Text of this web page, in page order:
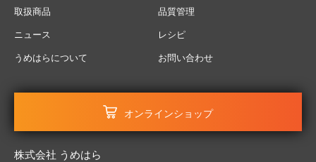
取扱商品
ニュース
うめはらについて
品質管理
レシピ
お問い合わせ
オンラインショップ
株式会社 うめはら